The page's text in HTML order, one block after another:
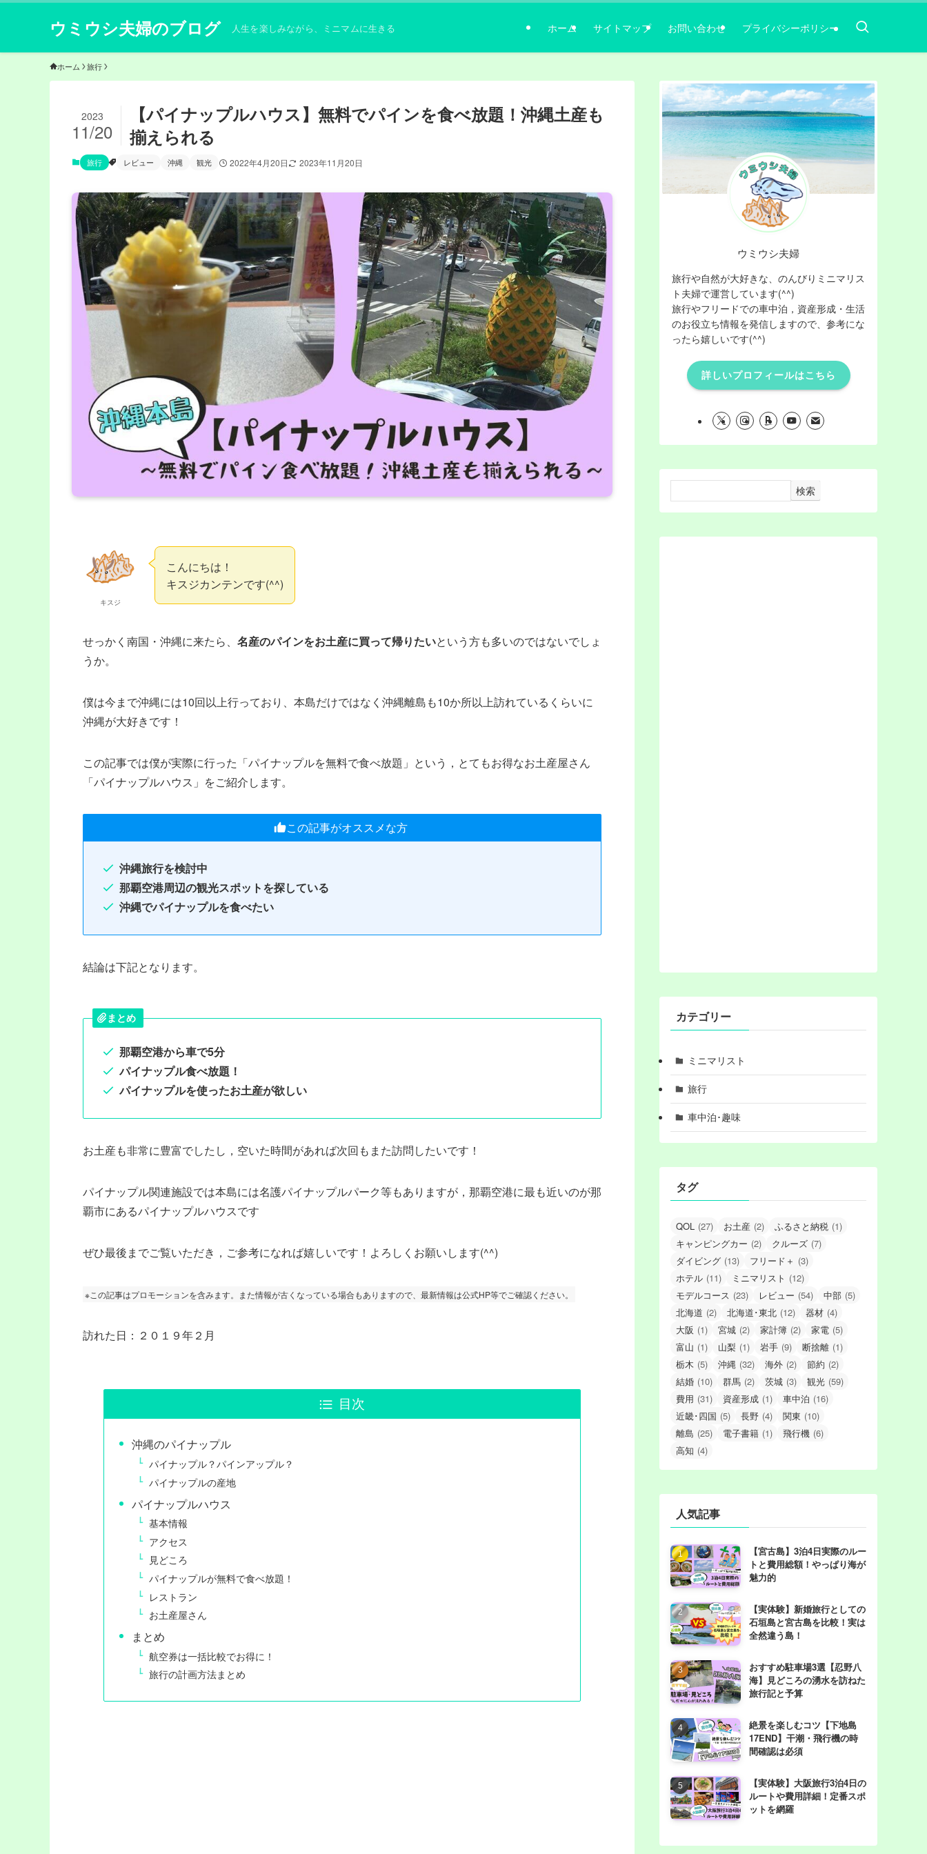
ウミウシ夫婦のブログ 人生を楽しみながら、ミニマムに生きる ホーム サイトマップ お問い合わせ プライバシーポリシー
ホーム 旅行
【パイナップルハウス】無料でパインを食べ放題！沖縄土産も
揃えられる
2023
11/20
旅行 レビュー 沖縄 観光 2022年4月20日 2023年11月20日
キスジ
こんにちは！
キスジカンテンです(^^)
せっかく南国・沖縄に来たら、 名産のパインをお土産に買って帰りたいという方も多いのではないでしょ
うか。
僕は今まで沖縄には10回以上行っており、本島だけではなく沖縄離島も10か所以上訪れているくらいに
沖縄が大好きです！
この記事では僕が実際に行った「パイナップルを無料で食べ放題」という，とてもお得なお土産屋さん
「パイナップルハウス」をご紹介します。
この記事がオススメな方
沖縄旅行を検討中
那覇空港周辺の観光スポットを探している
沖縄でパイナップルを食べたい
結論は下記となります。
まとめ
那覇空港から車で5分
パイナップル食べ放題！
パイナップルを使ったお土産が欲しい
お土産も非常に豊富でしたし，空いた時間があれば次回もまた訪問したいです！
パイナップル関連施設では本島には名護パイナップルパーク等もありますが，那覇空港に最も近いのが那
覇市にあるパイナップルハウスです
ぜひ最後までご覧いただき，ご参考になれば嬉しいです！よろしくお願いします(^^)
※この記事はプロモーションを含みます。また情報が古くなっている場合もありますので、最新情報は公式HP等でご確認ください。
訪れた日：２０１９年２月
目次
沖縄のパイナップル
パイナップル？パインアップル？
パイナップルの産地
パイナップルハウス
基本情報
アクセス
見どころ
パイナップルが無料で食べ放題！
レストラン
お土産屋さん
まとめ
航空券は一括比較でお得に！
旅行の計画方法まとめ
ウミウシ夫婦
旅行や自然が大好きな、のんびりミニマリス
ト夫婦で運営しています(^^)
旅行やフリードでの車中泊，資産形成・生活
のお役立ち情報を発信しますので、参考にな
ったら嬉しいです(^^)
詳しいプロフィールはこちら
検索
カテゴリー
ミニマリスト
旅行
車中泊･趣味
タグ
QOL (27) お土産 (2) ふるさと納税 (1)
キャンピングカー (2) クルーズ (7)
ダイビング (13) フリード＋ (3)
ホテル (11) ミニマリスト (12)
モデルコース (23) レビュー (54) 中部 (5)
北海道 (2) 北海道･東北 (12) 器材 (4)
大阪 (1) 宮城 (2) 家計簿 (2) 家電 (5)
富山 (1) 山梨 (1) 岩手 (9) 断捨離 (1)
栃木 (5) 沖縄 (32) 海外 (2) 節約 (2)
結婚 (10) 群馬 (2) 茨城 (3) 観光 (59)
費用 (31) 資産形成 (1) 車中泊 (16)
近畿･四国 (5) 長野 (4) 関東 (10)
離島 (25) 電子書籍 (1) 飛行機 (6)
高知 (4)
人気記事
【宮古島】3泊4日実際のルー
トと費用総額！やっぱり海が
魅力的
【実体験】新婚旅行としての
石垣島と宮古島を比較！実は
全然違う島！
おすすめ駐車場3選【忍野八
海】見どころの湧水を訪ねた
旅行記と予算
絶景を楽しむコツ【下地島
17END】干潮・飛行機の時
間確認は必須
【実体験】大阪旅行3泊4日の
ルートや費用詳細！定番スポ
ットを網羅